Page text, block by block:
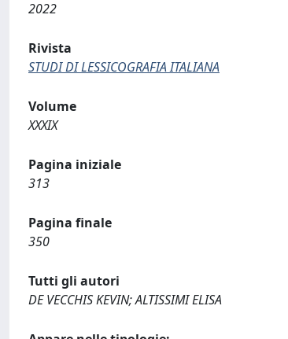
2022
Rivista
STUDI DI LESSICOGRAFIA ITALIANA
Volume
XXXIX
Pagina iniziale
313
Pagina finale
350
Tutti gli autori
DE VECCHIS KEVIN; ALTISSIMI ELISA